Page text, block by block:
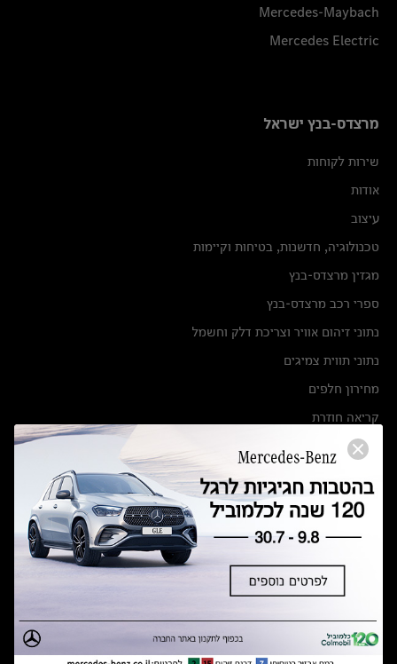
Mercedes-Maybach
Mercedes Electric
מרצדס-בנץ ישראל
שירות לקוחות
אודות
עיצוב
טכנולוגיה, חדשנות, בטיחות וקיימות
מגזין מרצדס-בנץ
ספרי רכב מרצדס-בנץ
נתוני זיהום אוויר וצריכת דלק וחשמל
נתוני תווית צמיגים
מחירון חלפים
קריאה חוזרת
הודעה על הטבות לרכבי מרצדס בהסדר פשרה בתצ 56447-02-19
תקנון ימי מכירות 120 לכלמוביל
מצאו אותנו
אולמות תצוגה
מרכזי שירות